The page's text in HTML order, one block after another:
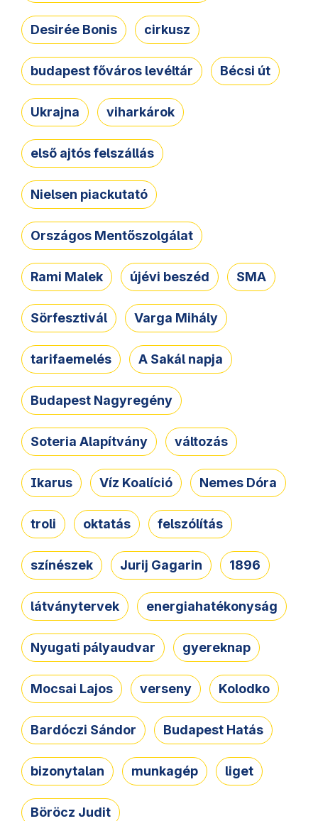
Desirée Bonis cirkusz
budapest főváros levéltár Bécsi út
Ukrajna viharkárok
első ajtós felszállás
Nielsen piackutató
Országos Mentőszolgálat
Rami Malek újévi beszéd SMA
Sörfesztivál Varga Mihály
tarifaemelés A Sakál napja
Budapest Nagyregény
Soteria Alapítvány változás
Ikarus Víz Koalíció Nemes Dóra
troli oktatás felszólítás
színészek Jurij Gagarin 1896
látványtervek energiahatékonyság
Nyugati pályaudvar gyereknap
Mocsai Lajos verseny Kolodko
Bardóczi Sándor Budapest Hatás
bizonytalan munkagép liget
Böröcz Judit